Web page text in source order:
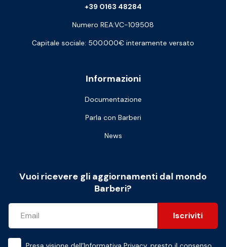
Informazioni
Documentazione
Parla con Barberi
News
+39 0163 48284
Numero REA:VC-109508
Capitale sociale: 500.000€ interamente versato
Vuoi ricevere gli aggiornamenti dal mondo
Barberi?
Iscriviti